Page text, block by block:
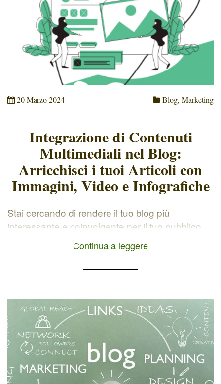
20 Marzo 2024 Blog, Marketing
Integrazione di Contenuti
Multimediali nel Blog:
Arricchisci i tuoi Articoli con
Immagini, Video e Infografiche
Stai cercando di rendere il tuo blog più
interessante e coinvolgente per il tuo pubblico
quest'articolo, ti mostrerò 5 vantaggi e diverse
idee per sfruttare l'integrazione di contenuti
la differenza nel rendere i tuoi contenuti più […]
Continua a leggere